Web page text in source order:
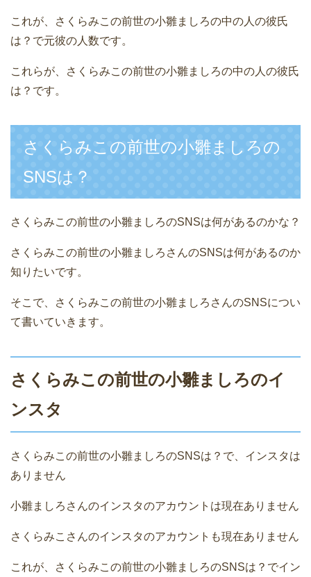
これが、さくらみこの前世の小雛ましろの中の人の彼氏
は？で元彼の人数です。
これらが、さくらみこの前世の小雛ましろの中の人の彼氏
は？です。
さくらみこの前世の小雛ましろの
SNSは？
さくらみこの前世の小雛ましろのSNSは何があるのかな？
さくらみこの前世の小雛ましろさんのSNSは何があるのか
知りたいです。
そこで、さくらみこの前世の小雛ましろさんのSNSについ
て書いていきます。
さくらみこの前世の小雛ましろのイ
ンスタ
さくらみこの前世の小雛ましろのSNSは？で、インスタは
ありません
小雛ましろさんのインスタのアカウントは現在ありません
さくらみこさんのインスタのアカウントも現在ありません
これが、さくらみこの前世の小雛ましろのSNSは？でイン